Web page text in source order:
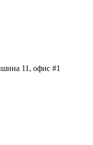
11, офис #1